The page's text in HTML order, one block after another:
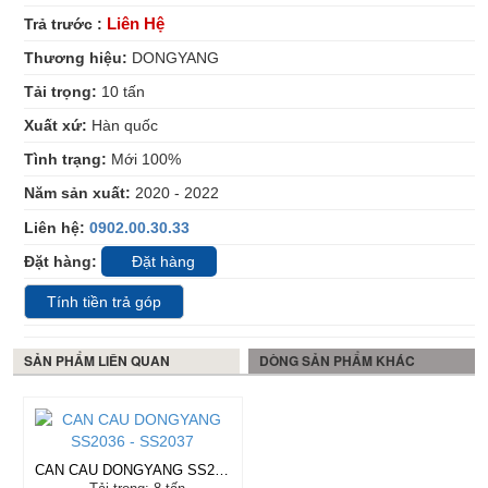
Trả trước : Liên Hệ
Thương hiệu: DONGYANG
Tải trọng: 10tấn
Xuất xứ: Hàn quốc
Tình trạng: Mới 100%
Năm sản xuất: 2020 - 2022
Liên hệ: 0902.00.30.33
Đặt hàng:
Đặt hàng
Tính tiền trả góp
SẢN PHẨM LIÊN QUAN DÒNG SẢN PHẨM KHÁC
CAN CAU DONGYANG SS2036 - SS2037